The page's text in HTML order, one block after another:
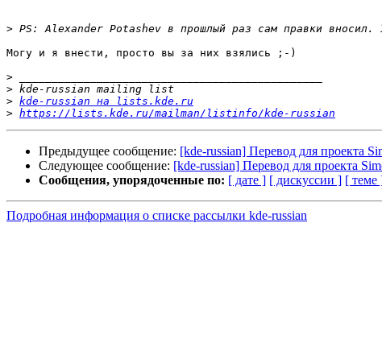
>
Могу и я внести, просто вы за них взялись ;-)
>
>
> kde-russian на lists.kde.ru
> https://lists.kde.ru/mailman/listinfo/kde-russian
Предыдущее сообщение: [kde-russian] Перевод для проекта
Следующее сообщение: [kde-russian] Перевод для проекта
Сообщения, упорядоченные по: [ дате ] [ дискуссии ] [ теме
Подробная информация о списке рассылки kde-russian